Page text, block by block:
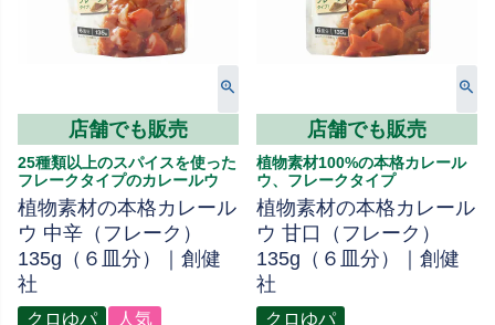
店舗でも販売
25種類以上のスパイスを使った
フレークタイプのカレールウ
植物素材の本格カレール
ウ 中辛（フレーク）
135g（６皿分）｜創健
社
クロゆパ 人気
店舗でも販売
植物素材100%の本格カレール
ウ、フレークタイプ
植物素材の本格カレール
ウ 甘口（フレーク）
135g（６皿分）｜創健
社
クロゆパ